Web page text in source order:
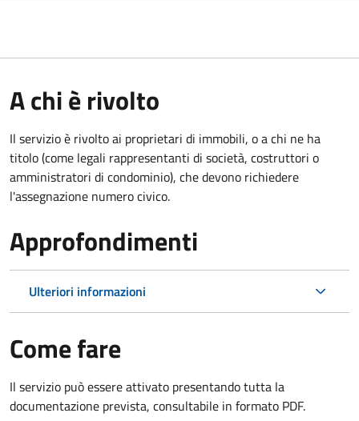
A chi è rivolto
Il servizio è rivolto ai proprietari di immobili, o a chi ne ha
titolo (come legali rappresentanti di società, costruttori o
amministratori di condominio), che devono richiedere
l'assegnazione numero civico.
Approfondimenti
Ulteriori informazioni
Come fare
Il servizio può essere attivato presentando tutta la
documentazione prevista, consultabile in formato PDF.